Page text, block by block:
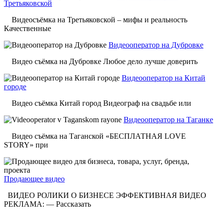
Третьяковской
Видеосъёмка на Третьяковской – мифы и реальность
Качественные
Видеооператор на Дубровке
Видео съёмка на Дубровке Любое дело лучше доверить
Видеооператор на Китай
городе
Видео съёмка Китай город Видеограф на свадьбе или
Видеооператор на Таганке
Видео съёмка на Таганской «БЕСПЛАТНАЯ LOVE
STORY» при
Продающее видео
ВИДЕО РОЛИКИ О БИЗНЕСЕ ЭФФЕКТИВНАЯ ВИДЕО
РЕКЛАМА: — Рассказать